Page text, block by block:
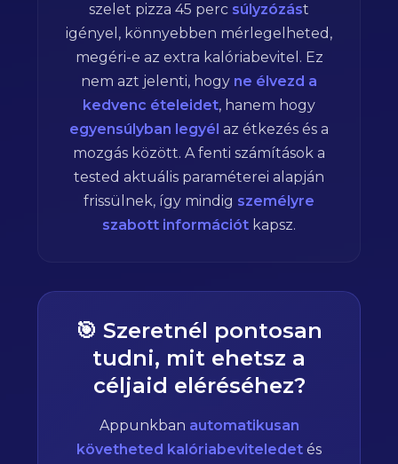
szelet pizza 45 perc súlyzózást
igényel, könnyebben mérlegelheted,
megéri-e az extra kalóriabevitel. Ez
nem azt jelenti, hogy ne élvezd a
kedvenc ételeidet, hanem hogy
egyensúlyban legyél az étkezés és a
mozgás között. A fenti számítások a
tested aktuális paraméterei alapján
frissülnek, így mindig személyre
szabott információt kapsz.
🎯 Szeretnél pontosan
tudni, mit ehetsz a
céljaid eléréséhez?
Appunkban automatikusan
követheted kalóriabeviteledet és